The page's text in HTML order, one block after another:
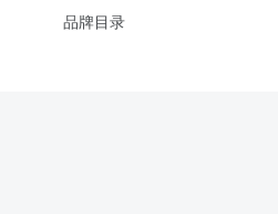
品牌目录